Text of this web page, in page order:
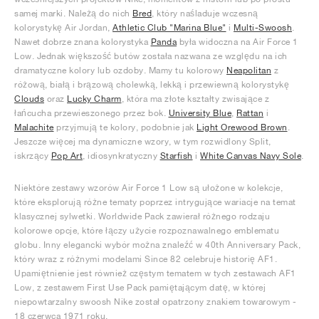
samej marki. Należą do nich Bred, który naśladuje wczesną
kolorystykę Air Jordan, Athletic Club "Marina Blue" i Multi-Swoosh.
Nawet dobrze znana kolorystyka Pandabyła widoczna na Air Force 1
Low. Jednak większość butów została nazwana ze względu na ich
dramatyczne kolory lub ozdoby. Mamy tu kolorowy Neapolitan z
różową, białą i brązową cholewką, lekką i przewiewną kolorystykę
Clouds oraz Lucky Charm, która ma złote kształty zwisające z
łańcucha przewieszonego przez bok. University Blue, Rattan i
Malachite przyjmują te kolory, podobnie jak Light Orewood Brown .
Jeszcze więcej ma dynamiczne wzory, w tym rozwidlony Split,
iskrzący Pop Art, idiosynkratyczny Starfish i White Canvas Navy Sole.
Niektóre zestawy wzorów Air Force 1 Low są ułożone w kolekcje,
które eksplorują różne tematy poprzez intrygujące wariacje na temat
klasycznej sylwetki. Worldwide Pack zawierał różnego rodzaju
kolorowe opcje, które łączy użycie rozpoznawalnego emblematu
globu. Inny elegancki wybór można znaleźć w 40th Anniversary Pack,
który wraz z różnymi modelami Since 82 celebruje historię AF1.
Upamiętnienie jest również częstym tematem w tych zestawach AF1
Low, z zestawem First Use Pack pamiętającym datę, w której
niepowtarzalny swoosh Nike został opatrzony znakiem towarowym -
18 czerwca 1971 roku.